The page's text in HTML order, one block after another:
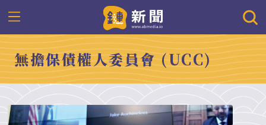
無擔保債權人委員會 (UCC)